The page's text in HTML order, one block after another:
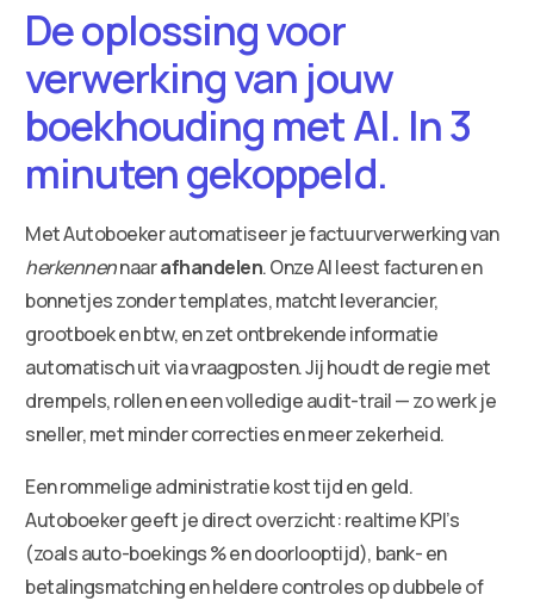
De oplossing voor
verwerking van jouw
boekhouding met AI. In 3
minuten gekoppeld.
Met Autoboeker automatiseer je factuurverwerking van
herkennennaarafhandelen. Onze AI leest facturen en
bonnetjes zonder templates, matcht leverancier,
grootboek en btw, en zet ontbrekende informatie
automatisch uit via vraagposten. Jij houdt de regie met
drempels, rollen en een volledige audit-trail — zo werk je
sneller, met minder correcties en meer zekerheid.
Een rommelige administratie kost tijd en geld.
Autoboeker geeft je direct overzicht: realtime KPI’s
(zoals auto-boekings % en doorlooptijd), bank- en
betalingsmatching en heldere controles op dubbele of